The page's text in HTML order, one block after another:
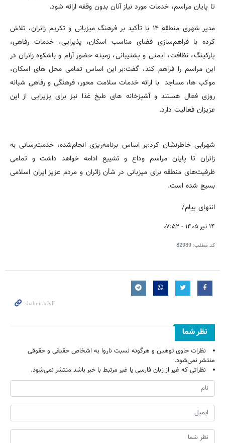
تا پایان مراسم، خدمات مورد نیاز آنان بدون وقفه ارائه شود.
مدیر شهری منطقه ۱۴ با تأکید بر فرهنگ میزبانی و تکریم زائران، تلاش
کرده با فراهم‌سازی فضای مناسب اسکان، پذیرایی، خدمات رفاهی،
پارکینگ، نظافت، ایمنی و پشتیبانی، زمینه حضور آرام و باشکوه زائران در
این مراسم را فراهم کند، گفت:بر این اساس تمامی محل های اسکان،
موکب ها، مساجد با ارائه خدمات سلامت محور، فرهنگی و رفاهی شبانه
روزی فعال هستند و آشپزخانه های طبخ غذا نیز برای پزیرایی از این
عزیزان فعالیت دارد.
شهرابی خاطرنشان کرد:بر اساس برنامه‌ریزی انجام‌شده، خدمت‌رسانی به
زائران تا پایان مراسم وداع و تشییع ادامه خواهد داشت و تمامی
ظرفیت‌های منطقه برای میزبانی در شأن زائران و مردم عزیز ایران اسلامی
بسیج شده است.
انتهای پیام/
۱۴ تیر ۱۴۰۵ - ۰۷:۵۲
کد مطلب: 82939
نظر شما
نظرات حاوی توهین و هرگونه نسبت ناروا به اشخاص حقیقی و حقوقی
منتشر نمی‌شود.
نظراتی که غیر از زبان فارسی یا غیر مرتبط با خبر باشد منتشر نمی‌شود.